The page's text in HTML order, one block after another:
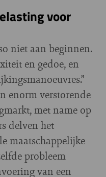
voor
niet aan beginnen.
en gedoe, en
enorm verstorende
met name op
delven het
maatschappelijke
probleem
van een